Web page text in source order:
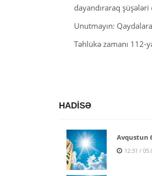
dayandıraraq şüşələri
Unutmayın:
Təhlükə zamanı 112-
HADİSƏ
Avqustun
12:31 /